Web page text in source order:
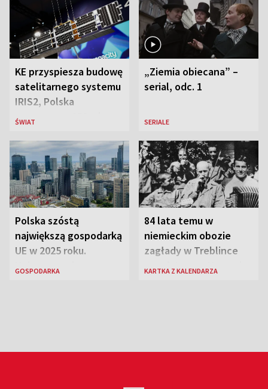
KE przyspiesza budowę
satelitarnego systemu
IRIS2, Polska
przeznaczy 656 mln
ŚWIAT
„Ziemia obiecana” –
serial, odc. 1
SERIALE
Polska szóstą
największą gospodarką
UE w 2025 roku.
Najnowsze dane
GOSPODARKA
84 lata temu w
niemieckim obozie
zagłady w Treblince
zmarł Janusz Korczak
KARTKA Z KALENDARZA